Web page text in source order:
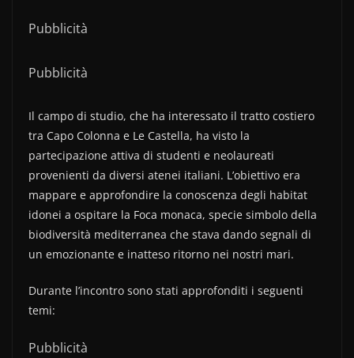
Pubblicità
Pubblicità
Il campo di studio, che ha interessato il tratto costiero
tra Capo Colonna e Le Castella, ha visto la
partecipazione attiva di studenti e neolaureati
provenienti da diversi atenei italiani. L’obiettivo era
mappare e approfondire la conoscenza degli habitat
idonei a ospitare la Foca monaca, specie simbolo della
biodiversità mediterranea che stava dando segnali di
un emozionante e inatteso ritorno nei nostri mari.
Durante l’incontro sono stati approfonditi i seguenti
temi:
Pubblicità